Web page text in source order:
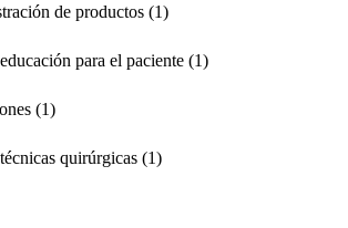
de productos (1)
para el paciente (1)
(1)
quirúrgicas (1)